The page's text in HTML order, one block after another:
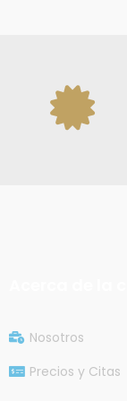
Nosotros
Precios y Citas